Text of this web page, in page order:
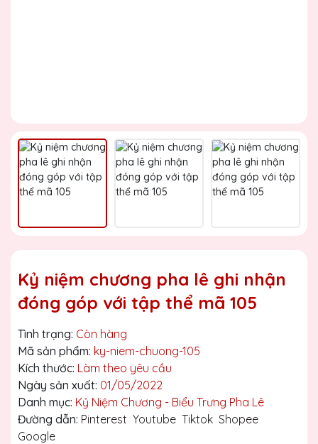
Kỷ niệm chương pha lê ghi nhận
đóng góp với tập thể mã 105
Tình trạng: Còn hàng
Mã sản phẩm: ky-niem-chuong-105
Kích thước: Làm theo yêu cầu
Ngày sản xuất: 01/05/2022
Danh mục: Kỷ Niệm Chương - Biểu Trưng Pha Lê
Đường dẫn: Pinterest Youtube Tiktok Shopee
Google